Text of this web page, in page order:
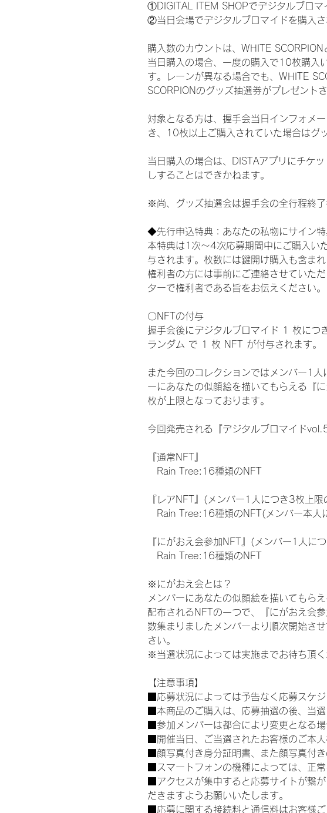
①DIGITAL ITEM SHOPでデジタルブロ
②当日会場でデジタルブロマイドを購入
購入数のカウントは、WHITE SCORPION
当日購入の場合、一度の購入で10枚購入
す。レーンが異なる場合でも、WHITE
SCORPIONのグッズ抽選券がプレゼント
対象となる方は、握手会当日インフォメ
き、10枚以上ご購入されていた場合はグ
当日購入の場合は、DISTAアプリにチケ
しすることはできかねます。
※尚、グッズ抽選会は握手会の全行程終
◆先行申込特典：あなたの私物にサイン特
本特典は1次〜4次応募期間中にご購入い
与されます。枚数には鍵開け購入も含まれ
権利者の方には事前にご連絡させていた
ターで権利者である旨をお伝えください。
〇NFTの付与
握手会後にデジタルブロマイド 1 枚につ
ランダム で 1 枚 NFT が付与されます。
また今回のコレクションではメンバー1
ーにあなたの似顔絵を描いてもらえる『
枚が上限となっております。
今回発売される『デジタルブロマイド
『通常NFT』
Rain Tree:16種類のNFT
『レアNFT』(メンバー1人につき3枚上限
Rain Tree:16種類のNFT(メンバー本人
『にがおえ会参加NFT』(メンバー1人に
Rain Tree:16種類のNFT
※にがおえ会とは？
メンバーにあなたの似顔絵を描いてもら
配布されるNFTの一つで、『にがおえ会
数集まりましたメンバーより順次開始さ
さい。
※当選状況によっては実施までお待ち頂
【注意事項】
■応募状況によっては予告なく応募スケ
■本商品のご購入は、応募抽選の後、当
■参加メンバーは都合により変更となる
■開催当日、ご当選されたお客様のご本
■顔写真付き身分証明書、また顔写真付
■スマートフォンの機種によっては、正
■アクセスが集中すると応募サイトが繋
だきますようお願いいたします。
■応募に関する接続料と通信料はお客様ご